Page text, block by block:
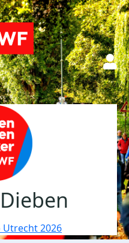
Utrecht 2026